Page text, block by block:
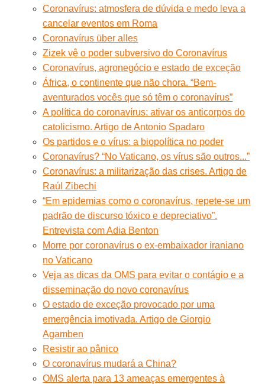
Coronavírus: atmosfera de dúvida e medo leva a
cancelar eventos em Roma
Coronavírus über alles
Zizek vê o poder subversivo do Coronavírus
Coronavírus, agronegócio e estado de exceção
África, o continente que não chora. “Bem-
aventurados vocês que só têm o coronavírus”
A política do coronavírus: ativar os anticorpos do
catolicismo. Artigo de Antonio Spadaro
Os partidos e o vírus: a biopolítica no poder
Coronavírus? “No Vaticano, os vírus são outros...”
Coronavírus: a militarização das crises. Artigo de
Raúl Zibechi
“Em epidemias como o coronavírus, repete-se um
padrão de discurso tóxico e depreciativo”.
Entrevista com Adia Benton
Morre por coronavírus o ex-embaixador iraniano
no Vaticano
Veja as dicas da OMS para evitar o contágio e a
disseminação do novo coronavírus
O estado de exceção provocado por uma
emergência imotivada. Artigo de Giorgio
Agamben
Resistir ao pânico
O coronavírus mudará a China?
OMS alerta para 13 ameaças emergentes à